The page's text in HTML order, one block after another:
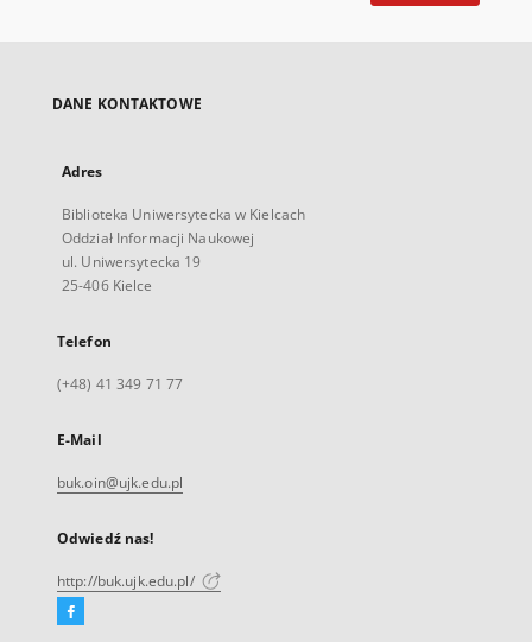
DANE KONTAKTOWE
Adres
Biblioteka Uniwersytecka w Kielcach
Oddział Informacji Naukowej
ul. Uniwersytecka 19
25-406 Kielce
Telefon
(+48) 41 349 71 77
E-Mail
buk.oin@ujk.edu.pl
Odwiedź nas!
http://buk.ujk.edu.pl/
Facebook